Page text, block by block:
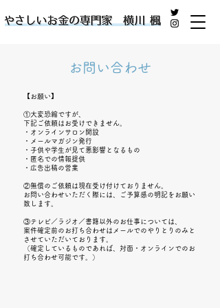
やさしいお金の専門家 横川 楓
​お問い合わせ
【お願い】
①大変恐縮ですが、
下記ご依頼はお受けできません。
​・オンラインサロン開設
・メールマガジン発行
​・子供や学生が見て悪影響となるもの
・匿名での情報提供
​・広告出稿の営業
②無償のご依頼は現在受け付けておりません。
お問い合わせいただく際には、ご予算感の明記をお願い
致します。
③テレビ／ラジオ／書籍以外のお仕事については、
案件確定前のお打ち合わせはメールでのやりとりのみと
させていただいております。
（確定しているものであれば、対面・オンラインでのお
打ち合わせ可能です。）​​